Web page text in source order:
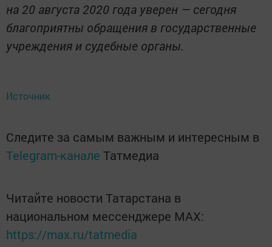
на 20 августа 2020 года уверен — сегодня
благоприятны обращения в государственные
учреждения и судебные органы.
Источник
Следите за самым важным и интересным в
Telegram-канале Татмедиа
Читайте новости Татарстана в
национальном мессенджере MАХ:
https://max.ru/tatmedia